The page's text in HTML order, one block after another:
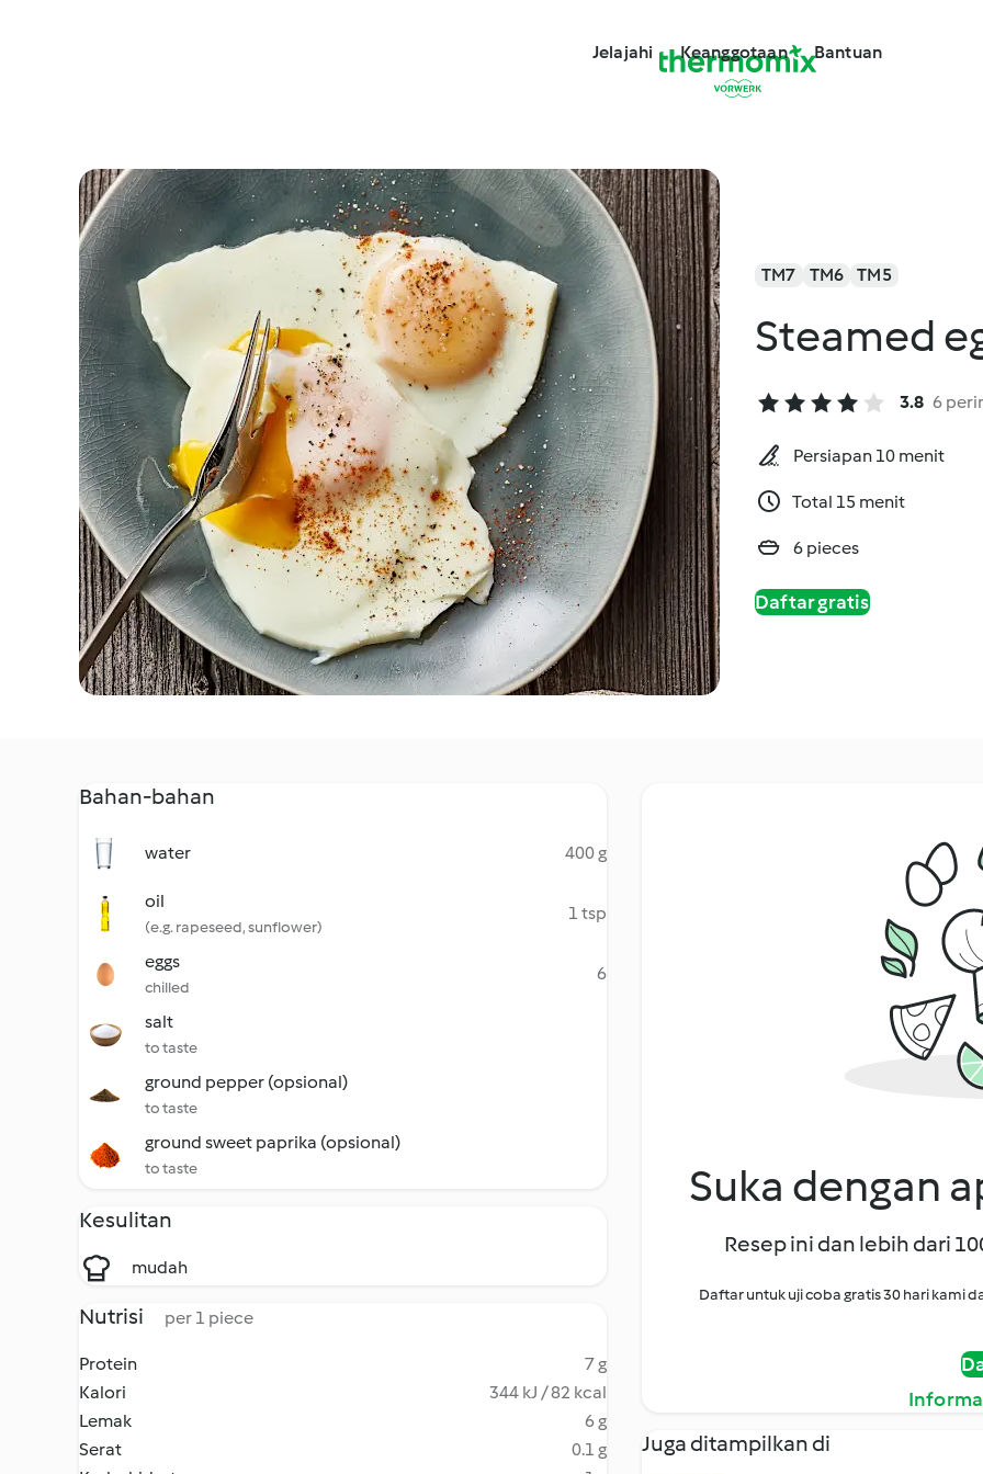
Jelajahi Keanggotaan Bantuan
TM7 TM6 TM5
Steamed
3.8 6
Persiapan 10 menit
Total 15 menit
6 pieces
Daftar gratis
Bahan-bahan
water 400 g
oil
(e.g. rapeseed, sunflower)
1 tsp
eggs
chilled
6
salt
to taste
ground pepper (opsional)
to taste
ground sweet paprika (opsional)
to taste
Kesulitan
mudah
Nutrisi per 1 piece
Protein
7 g
Kalori
344 kJ / 82 kcal
Lemak
6 g
Serat
0.1 g
Suka dengan
Resep ini dan lebih dari
Daftar untuk uji coba gratis 30 hari kami
Juga ditampilkan di